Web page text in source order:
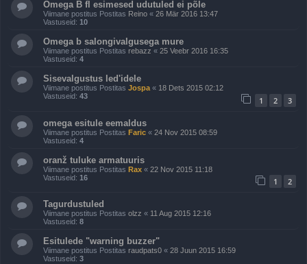
Omega B fl esimesed udutuled ei põle
Viimane postitus Postitas Reino « 26 Mär 2016 13:47
Vastuseid: 10
Omega b salongivalgusega mure
Viimane postitus Postitas rebazz « 25 Veebr 2016 16:35
Vastuseid: 4
Sisevalgustus led'idele
Viimane postitus Postitas Jospa « 18 Dets 2015 02:12
Vastuseid: 43 1 2 3
omega esitule eemaldus
Viimane postitus Postitas Faric « 24 Nov 2015 08:59
Vastuseid: 4
oranž tuluke armatuuris
Viimane postitus Postitas Rax « 22 Nov 2015 11:18
Vastuseid: 16 1 2
Tagurdustuled
Viimane postitus Postitas olzz « 11 Aug 2015 12:16
Vastuseid: 8
Esitulede "warning buzzer"
Viimane postitus Postitas raudpats0 « 28 Juun 2015 16:59
Vastuseid: 3